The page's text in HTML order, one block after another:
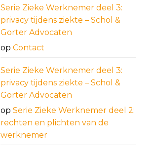
Serie Zieke Werknemer deel 3:
privacy tijdens ziekte – Schol &
Gorter Advocaten
op Contact
Serie Zieke Werknemer deel 3:
privacy tijdens ziekte – Schol &
Gorter Advocaten
op Serie Zieke Werknemer deel 2:
rechten en plichten van de
werknemer